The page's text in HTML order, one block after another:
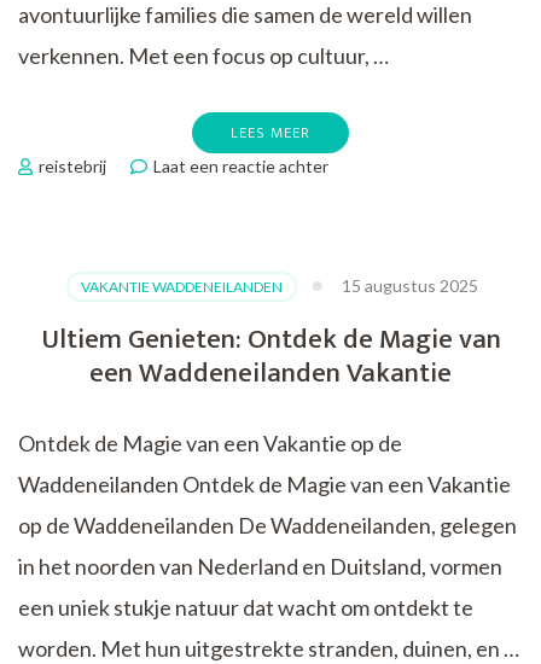
avontuurlijke families die samen de wereld willen
verkennen. Met een focus op cultuur, …
LEES MEER
reistebrij Laat een reactie achterop
met
Familiereizen
VAKANTIE WADDENEILANDEN 15 augustus 2025
Ultiem Genieten: Ontdek de Magie van
een Waddeneilanden Vakantie
Ontdek de Magie van een Vakantie op de
Waddeneilanden Ontdek de Magie van een Vakantie
op de Waddeneilanden De Waddeneilanden, gelegen
in het noorden van Nederland en Duitsland, vormen
een uniek stukje natuur dat wacht om ontdekt te
worden. Met hun uitgestrekte stranden, duinen, en …